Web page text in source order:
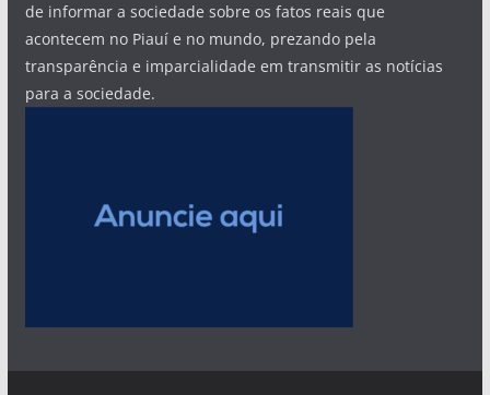
de informar a sociedade sobre os fatos reais que
acontecem no Piauí e no mundo, prezando pela
transparência e imparcialidade em transmitir as notícias
para a sociedade.